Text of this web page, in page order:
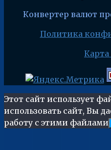
Конвертер валют
Политика
Карта
Этот сайт использует
использовать сайт, Вы
работу с этими файлами